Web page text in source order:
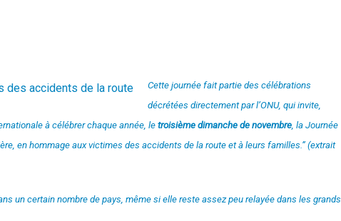
Cette journée fait partie des célébrations
décrétées directement par l’ONU, qui invite,
à célébrer chaque année, le troisième dimanche de novembre, la Journée
en hommage aux victimes des accidents de la route et à leurs familles.” (extrait
un certain nombre de pays, même si elle reste assez peu relayée dans les grands